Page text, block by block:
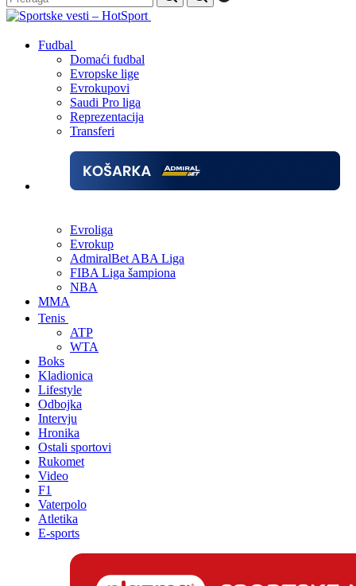
Fudbal
Domaći fudbal
Evropske lige
Evrokupovi
Saudi Pro liga
Reprezentacija
Transferi
Evroliga
Evrokup
AdmiralBet ABA Liga
FIBA Liga šampiona
NBA
MMA
Tenis
ATP
WTA
Boks
Kladionica
Lifestyle
Odbojka
Intervju
Hronika
Ostali sportovi
Rukomet
Video
F1
Vaterpolo
Atletika
E-sports